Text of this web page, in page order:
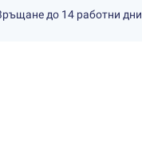
до 14 работни дни